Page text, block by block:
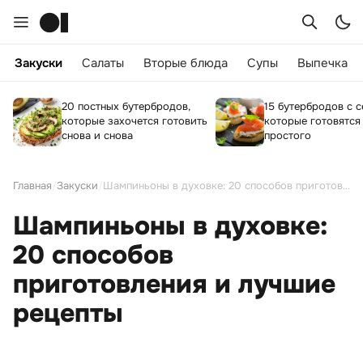
Закуски Салаты Вторые блюда Супы Выпечка
20 постных бутербродов,
которые захочется готовить
снова и снова
15 бутербродов с
которые
простого
Главная Закуски Шампиньоны в духовке: 20 способов приготовления и лучшие рецепты
Шампиньоны в духовке:
20 способов
приготовления и лучшие
рецепты